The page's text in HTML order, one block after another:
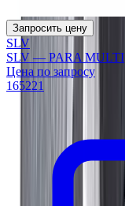
Запросить цену
SLV
SLV — PARA MULTI
Цена по запросу
165221